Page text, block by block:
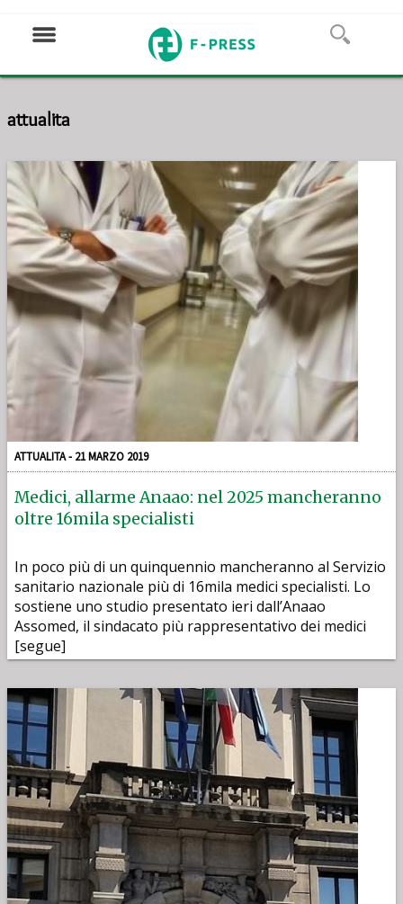
attualita
ATTUALITA - 21 MARZO 2019
Medici, allarme Anaao: nel 2025 mancheranno
oltre 16mila specialisti
In poco più di un quinquennio mancheranno al Servizio
sanitario nazionale più di 16mila medici specialisti. Lo
sostiene uno studio presentato ieri dall’Anaao
Assomed, il sindacato più rappresentativo dei medici
[segue]